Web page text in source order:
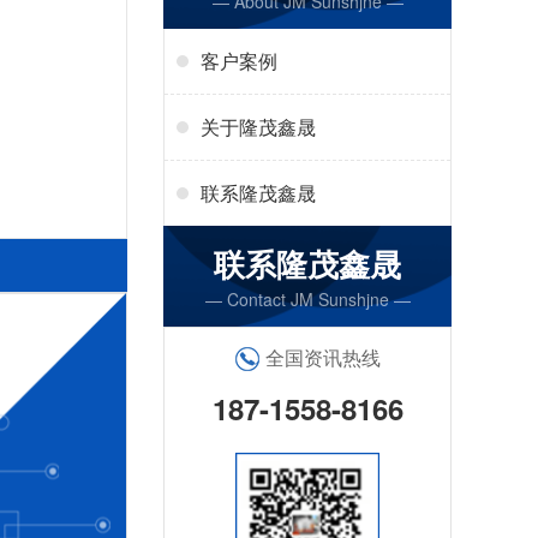
客户案例
关于隆茂鑫晟
联系隆茂鑫晟
联系隆茂鑫晟
— Contact JM Sunshjne —
全国资讯热线
187-1558-8166